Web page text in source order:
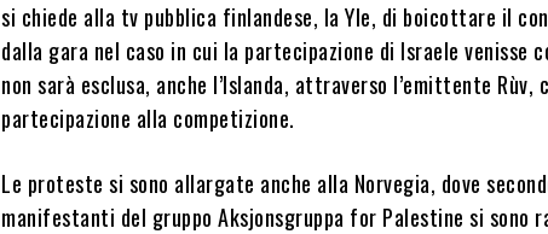
si chiede alla tv pubblica finlandese, la Yle, di boicottare il
dalla gara nel caso in cui la partecipazione di Israele venisse
non sarà esclusa, anche l’Islanda, attraverso l’emittente
partecipazione alla competizione.
Le proteste si sono allargate anche alla Norvegia, dove
manifestanti del gruppo Aksjonsgruppa for Palestine si sono